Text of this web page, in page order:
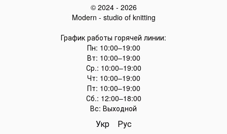
© 2024 - 2026
Modern - studio of knitting
График работы горячей линии:
Пн: 10:00–19:00
Вт: 10:00–19:00
Ср.: 10:00–19:00
Чт: 10:00–19:00
Пт: 10:00–19:00
Сб.: 12:00–18:00
Вс: Выходной
Укр Рус